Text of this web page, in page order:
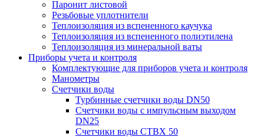
Паронит листовой
Резьбовые уплотнители
Теплоизоляция из вспененного каучука
Теплоизоляция из вспененного полиэтилена
Теплоизоляция из минеральной ваты
Приборы учета и контроля
Комплектующие для приборов учета и контроля
Манометры
Счетчики воды
Турбинные счетчики воды DN50
Счетчики воды с импульсным выходом
DN25
Счетчики воды СТВХ 50